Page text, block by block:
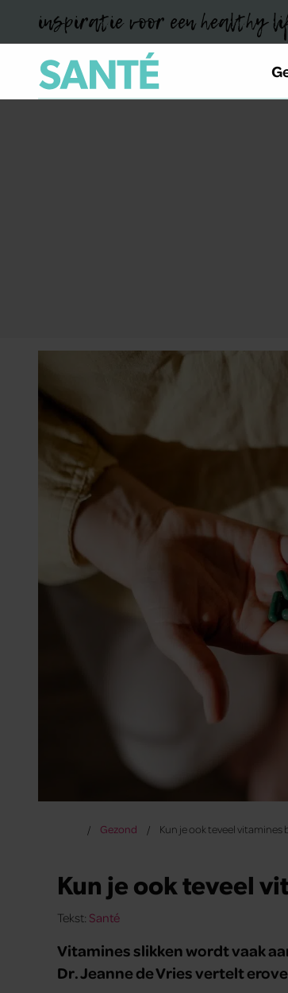
inspiratie voor een healthy
Gezond Kun je ook teveel vitamines
Kun je ook teveel
Tekst: Santé
Vitamines slikken wordt vaak
Dr. Jeanne de Vries vertelt